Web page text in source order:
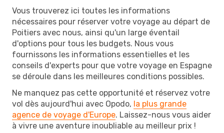
Vous trouverez ici toutes les informations
nécessaires pour réserver votre voyage au départ de
Poitiers avec nous, ainsi qu'un large éventail
d'options pour tous les budgets. Nous vous
fournissons les informations essentielles et les
conseils d'experts pour que votre voyage en Espagne
se déroule dans les meilleures conditions possibles.
Ne manquez pas cette opportunité et réservez votre
vol dès aujourd'hui avec Opodo, la plus grande
agence de voyage d'Europe. Laissez-nous vous aider
à vivre une aventure inoubliable au meilleur prix !